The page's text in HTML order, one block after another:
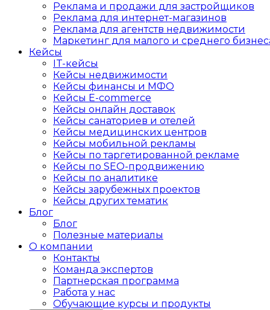
Реклама и продажи для застройщиков
Реклама для интернет-магазинов
Реклама для агентств недвижимости
Маркетинг для малого и среднего
Кейсы
IT-кейсы
Кейсы недвижимости
Кейсы финансы и МФО
Кейсы E-commerce
Кейсы онлайн доставок
Кейсы санаториев и отелей
Кейсы медицинских центров
Кейсы мобильной рекламы
Кейсы по таргетированной рекламе
Кейсы по SEO-продвижению
Кейсы по аналитике
Кейсы зарубежных проектов
Кейсы других тематик
Блог
Блог
Полезные материалы
О компании
Контакты
Команда экспертов
Партнерская программа
Работа у нас
Обучающие курсы и продукты